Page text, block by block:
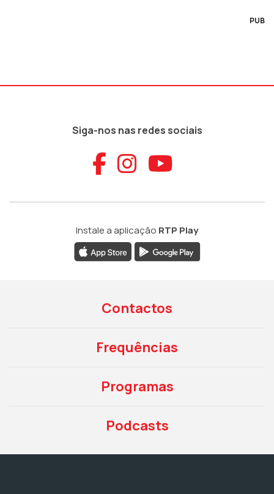
PUB
Siga-nos nas redes sociais
Aceder ao
Aceder ao
Aceder
Instale a aplicação RTP Play
Contactos
Frequências
Programas
Podcasts